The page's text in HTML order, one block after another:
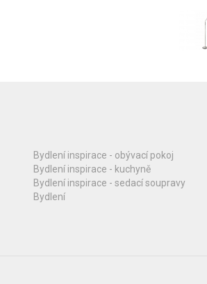
Bydlení inspirace - obývací pokoj
Bydlení inspirace - kuchyně
Bydlení inspirace - sedací soupravy
Bydlení